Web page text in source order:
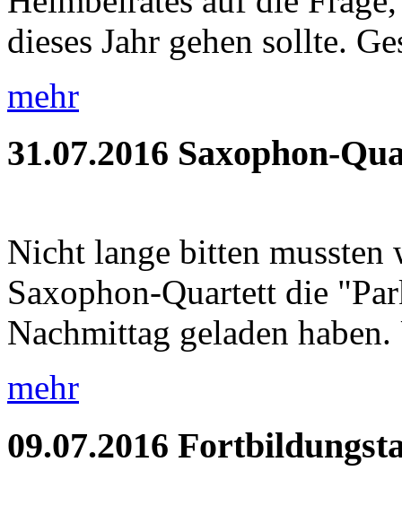
dieses Jahr gehen sollte.
mehr
31.07.2016 Saxophon-
Nicht lange bitten mussten
Saxophon-Quartett die
Nachmittag geladen
mehr
09.07.2016